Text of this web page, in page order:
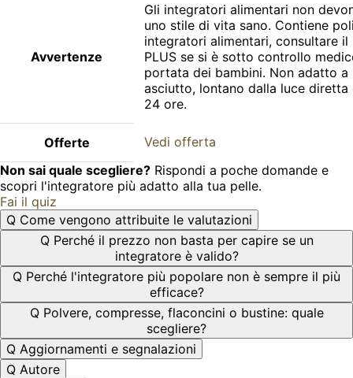
Avvertenze
Gli integratori alimentari non
uno stile di vita sano. Contiene
integratori alimentari, consultare il
PLUS se si è sotto controllo
portata dei bambini. Non adatto
asciutto, lontano dalla luce
24 ore.
Offerte
Vedi offerta
Non sai quale scegliere? Rispondi a poche domande e
scopri l'integratore più adatto alla tua pelle.
Fai il quiz
Q Come vengono attribuite le valutazioni
Q Perché il prezzo non basta per capire se un
integratore è valido?
Q Perché l'integratore più popolare non è sempre il più
efficace?
Q Polvere, compresse, flaconcini o bustine: quale
scegliere?
Q Aggiornamenti e segnalazioni
Q Autore